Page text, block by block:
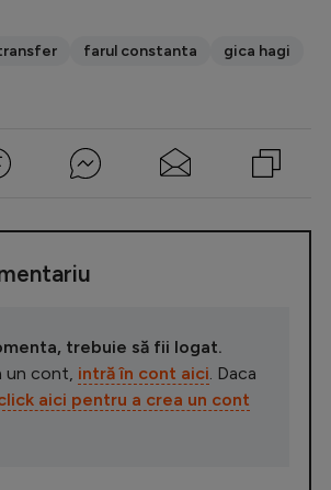
farul constanta
gica hagi
trebuie să fii logat.
un cont, intră în cont aici . Daca
aici pentru a crea un cont